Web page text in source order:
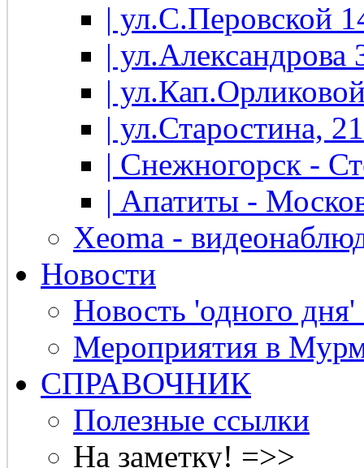
| ул.С.Перовской
| ул.Александрова
|
| ул.Старостина,
| Снежногорск -
| Апатиты -
Xeoma -
Новости
Новость 'одного
Мероприятия в
СПРАВОЧНИК
Полезные ссылки
На заметку! =>>